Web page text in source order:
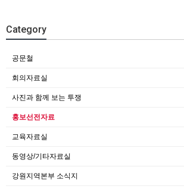
Category
공문철
회의자료실
사진과 함께 보는 투쟁
홍보선전자료
교육자료실
동영상/기타자료실
강원지역본부 소식지